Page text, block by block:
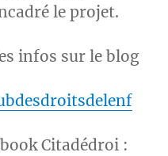
le projet.
infos sur le blog
Citadédroi :